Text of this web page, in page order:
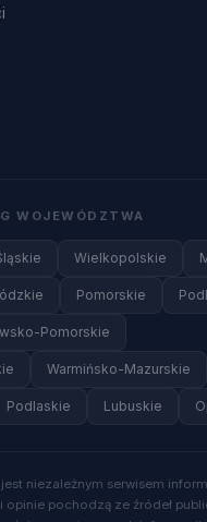
WOJEWÓDZTWA
Wielkopolskie
Pomorskie
Pomorskie
Warmińsko-Mazurskie
Podlaskie Lubuskie
niezależnym serwisem
opinie pochodzą ze źródeł